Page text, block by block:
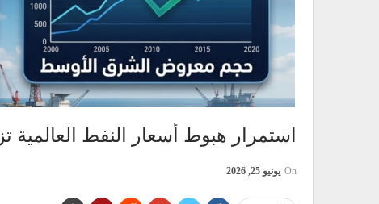
استمرار هبوط أسعار النفط
On يونيو 25, 2026